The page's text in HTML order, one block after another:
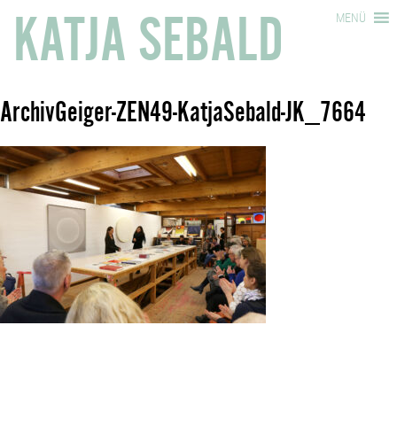
KATJA SEBALD MENÜ
ArchivGeiger-ZEN49-KatjaSebald-JK_7664